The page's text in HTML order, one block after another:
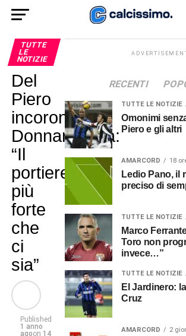
TUTTE
LE
NOTIZIE
Del
Piero
incorona
Donnarumma:
“Il
portiere
più
forte
che
ci
sia”
Published
1 anno
agoon 14
RECENTI
TUTTE LE NOTIZIE
Omonimi
Piero e gli altri
AMARCORD 18
Ledio Pano, il
preciso di
TUTTE LE NOTIZIE
Marco
Toro non
invece…”
TUTTE LE NOTIZIE
El Jardinero:
Cruz
AMARCORD 2